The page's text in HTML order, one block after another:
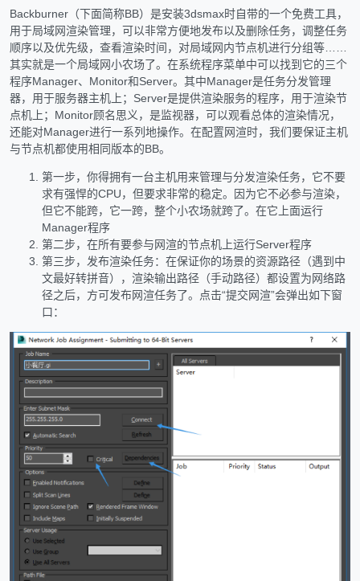
Backburner（下面简称BB）是安装3dsmax时自带的一个免费工具，
用于局域网渲染管理，可以非常方便地发布以及删除任务，调整任务
顺序以及优先级，查看渲染时间，对局域网内节点机进行分组等……
其实就是一个局域网小农场了。在系统程序菜单中可以找到它的三个
程序Manager、Monitor和Server。其中Manager是任务分发管理
器，用于服务器主机上；Server是提供渲染服务的程序，用于渲染节
点机上；Monitor顾名思义，是监视器，可以观看总体的渲染情况，
还能对Manager进行一系列地操作。在配置网渲时，我们要保证主机
与节点机都使用相同版本的BB。
第一步，你得拥有一台主机用来管理与分发渲染任务，它不要
求有强悍的CPU，但要求非常的稳定。因为它不必参与渲染，
但它不能跨，它一跨，整个小农场就跨了。在它上面运行
Manager程序
第二步，在所有要参与网渲的节点机上运行Server程序
第三步，发布渲染任务：在保证你的场景的资源路径（遇到中
文最好转拼音），渲染输出路径（手动路径）都设置为网络路
径之后，方可发布网渲任务了。点击“提交网渲”会弹出如下窗
口：